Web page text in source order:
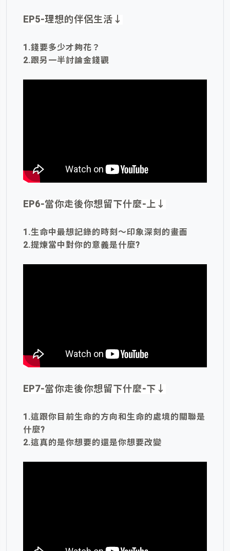
EP5-理想的伴侶生活 ↓
1.錢要多少才夠花？
2.跟另一半討論金錢觀
EP6-當你走後你想留下什麼-上 ↓
1.生命中最想記錄的時刻～印象深刻的畫面
2.提煉當中對你的意義是什麼?
EP7-當你走後你想留下什麼-下 ↓
1.這跟你目前生命的方向和生命的處境的關聯是
什麼?
2.這真的是你想要的還是你想要改變